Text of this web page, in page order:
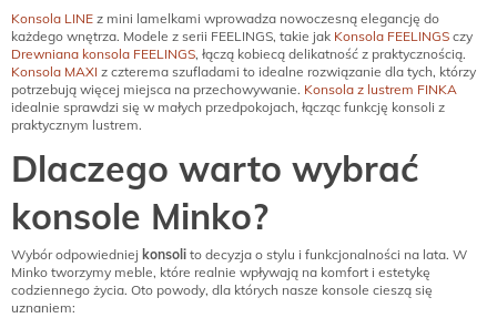
Konsola LINE z mini lamelkami wprowadza nowoczesną elegancję do
każdego wnętrza. Modele z serii FEELINGS, takie jak Konsola FEELINGS czy
Drewniana konsola FEELINGS, łączą kobiecą delikatność z praktycznością.
Konsola MAXI z czterema szufladami to idealne rozwiązanie dla tych, którzy
potrzebują więcej miejsca na przechowywanie. Konsola z lustrem FINKA
idealnie sprawdzi się w małych przedpokojach, łącząc funkcję konsoli z
praktycznym lustrem.
Dlaczego warto wybrać
konsole Minko?
Wybór odpowiedniej konsoli to decyzja o stylu i funkcjonalności na lata. W
Minko tworzymy meble, które realnie wpływają na komfort i estetykę
codziennego życia. Oto powody, dla których nasze konsole cieszą się
uznaniem: